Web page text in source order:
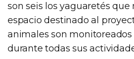
son seis los yaguaretés que
espacio destinado al
animales son
durante todas sus